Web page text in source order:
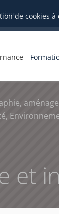
de cookies
et